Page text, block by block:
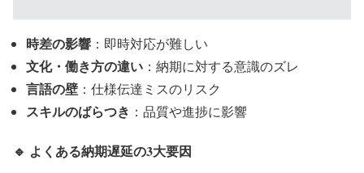
時差の影響 ：即時対応が難しい
文化・働き方の違い ：納期に対する意識のズレ
言語の壁 ：仕様伝達ミスのリスク
スキルのばらつき ：品質や進捗に影響
🔹 よくある納期遅延の3大要因